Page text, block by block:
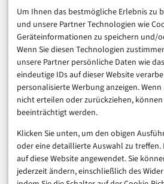
Um Ihnen das bestmögliche Erlebnis zu
und unsere Partner Technologien wie
Geräteinformationen zu speichern und/
Wenn Sie diesen Technologien
unsere Partner persönliche Daten wie
eindeutige IDs auf dieser Website
personalisierte Werbung anzeigen.
nicht erteilen oder zurückziehen,
beeinträchtigt werden.
Klicken Sie unten, um den obigen
oder eine detaillierte Auswahl zu
auf diese Website angewendet. Sie
jederzeit ändern, einschließlich des
Consumer & Digital Life
Marketing
Finanzen & FinTech
Business & Karriere
Sicherheit & Recht
Digitalisierung
Marketing
Magazin
Unsere Redaktion
Werbeformate & Media Kit